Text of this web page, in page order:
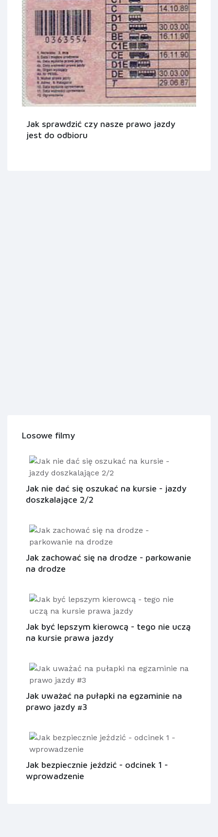
Jak sprawdzić czy nasze prawo jazdy
jest do odbioru
Losowe filmy
Jak nie dać się oszukać na kursie - jazdy
doszkalające 2/2
Jak zachować się na drodze - parkowanie
na drodze
Jak być lepszym kierowcą - tego nie uczą
na kursie prawa jazdy
Jak uważać na pułapki na egzaminie na
prawo jazdy #3
Jak bezpiecznie jeździć - odcinek 1 -
wprowadzenie